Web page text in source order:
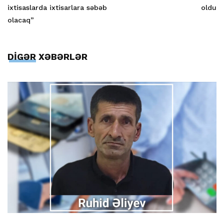
ixtisaslarda ixtisarlara səbəb
olacaq”
oldu
DİGƏR XƏBƏRLƏR